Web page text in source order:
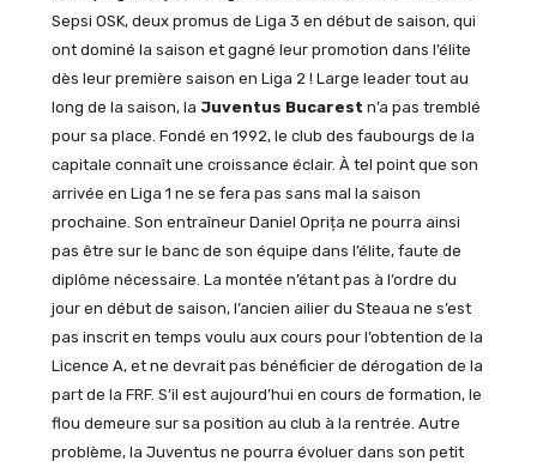
Sepsi OSK, deux promus de Liga 3 en début de saison, qui
ont dominé la saison et gagné leur promotion dans l’élite
dès leur première saison en Liga 2 ! Large leader tout au
long de la saison, la Juventus Bucarest n’a pas tremblé
pour sa place. Fondé en 1992, le club des faubourgs de la
capitale connaît une croissance éclair. À tel point que son
arrivée en Liga 1 ne se fera pas sans mal la saison
prochaine. Son entraîneur Daniel Oprița ne pourra ainsi
pas être sur le banc de son équipe dans l’élite, faute de
diplôme nécessaire. La montée n’étant pas à l’ordre du
jour en début de saison, l’ancien ailier du Steaua ne s’est
pas inscrit en temps voulu aux cours pour l’obtention de la
Licence A, et ne devrait pas bénéficier de dérogation de la
part de la FRF. S’il est aujourd’hui en cours de formation, le
flou demeure sur sa position au club à la rentrée. Autre
problème, la Juventus ne pourra évoluer dans son petit